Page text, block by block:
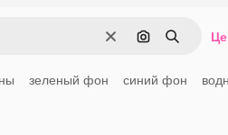
ОчиститьПоиск по
Поиск
зеленый фон синий фон